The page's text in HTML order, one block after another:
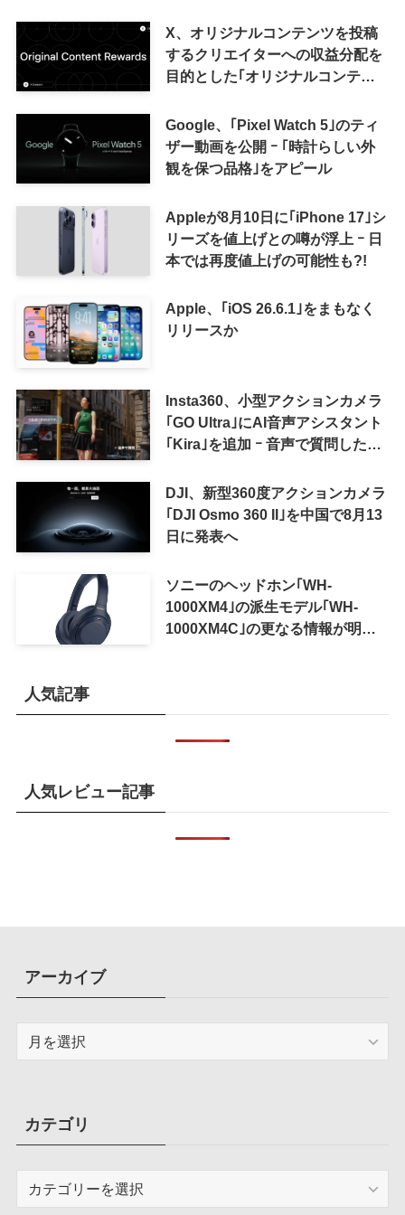
X、オリジナルコンテンツを投稿
するクリエイターへの収益分配を
目的とした｢オリジナルコンテン
来の｢収益分配｣は廃止
Google、｢Pixel Watch 5｣のティ
ザー動画を公開 ｰ ｢時計らしい外
観を保つ品格｣をアピール
Appleが8月10日に｢iPhone 17｣シ
リーズを値上げとの噂が浮上 ｰ 日
本では再度値上げの可能性も?!
Apple、｢iOS 26.6.1｣をまもなく
リリースか
Insta360、小型アクションカメラ
｢GO Ultra｣にAI音声アシスタント
｢Kira｣を追加 ｰ 音声で質問した
可能に
DJI、新型360度アクションカメラ
｢DJI Osmo 360 II｣を中国で8月13
日に発表へ
ソニーのヘッドホン｢WH-
1000XM4｣の派生モデル｢WH-
1000XM4C｣の更なる情報が明ら
人気記事
人気レビュー記事
アーカイブ
ブカテゴリ